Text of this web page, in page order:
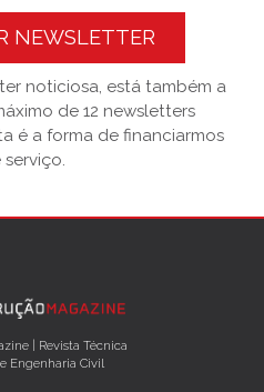
NEWSLETTER
noticiosa, está também a
de 12 newsletters
é a forma de financiarmos
serviço.
| Revista Técnica
Engenharia Civil